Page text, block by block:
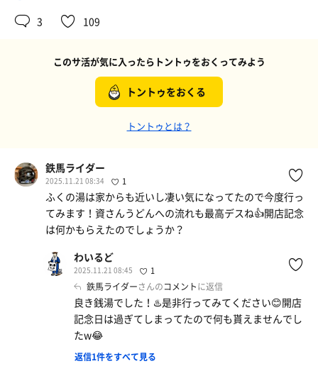
3 109
このサ活が気に入ったらトントゥをおくってみよう
トントゥをおくる
トントゥとは？
鉄馬ライダー
2025.11.21 08:34 1
ふくの湯は家からも近いし凄い気になってたので今度行っ
てみます！資さんうどんへの流れも最高デスね👍開店記念
は何かもらえたのでしょうか？
わいるど
2025.11.21 08:45 1
鉄馬ライダーさんのコメントに返信
良き銭湯でした！♨️是非行ってみてください😊開店
記念日は過ぎてしまってたので何も貰えませんでし
たw😂
返信1件をすべて見る